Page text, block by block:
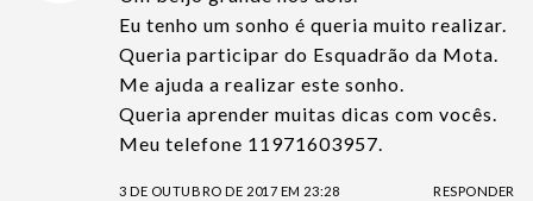
Eu tenho um sonho é queria muito realizar.
Queria participar do Esquadrão da Mota.
Me ajuda a realizar este sonho.
Queria aprender muitas dicas com vocês.
Meu telefone 11971603957.
3 DE OUTUBRO DE 2017 EM 23:28 RESPONDER